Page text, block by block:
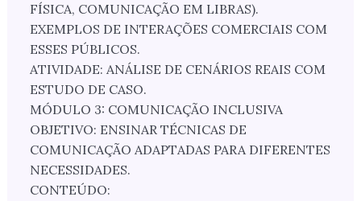
FÍSICA, COMUNICAÇÃO EM LIBRAS).
EXEMPLOS DE INTERAÇÕES COMERCIAIS COM
ESSES PÚBLICOS.
ATIVIDADE: ANÁLISE DE CENÁRIOS REAIS COM
ESTUDO DE CASO.
MÓDULO 3: COMUNICAÇÃO INCLUSIVA
OBJETIVO: ENSINAR TÉCNICAS DE
COMUNICAÇÃO ADAPTADAS PARA DIFERENTES
NECESSIDADES.
CONTEÚDO: